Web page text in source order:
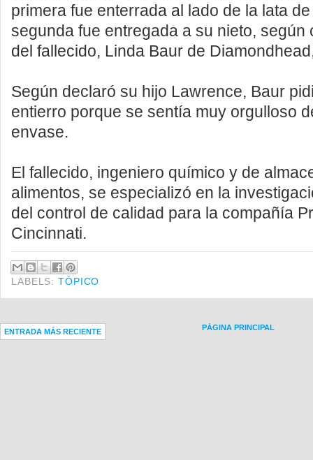
primera fue enterrada al lado de la lata
segunda fue entregada a su nieto, según
del fallecido, Linda Baur de
Según declaró su hijo Lawrence, Baur
entierro porque se sentía muy orgulloso
envase.
El fallecido, ingeniero químico y de
alimentos, se especializó en la
del control de calidad para la compañía
Cincinnati.
LABELS:TÓPICO
ENTRADA MÁS RECIENTE PÁGINA PRINCIPAL